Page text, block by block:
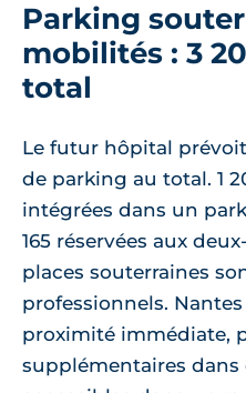
Parking
mobilités : 3
total
Le futur hôpital
de parking au total. 1
intégrées dans un
165 réservées aux
places souterraines
professionnels.
proximité immédiate,
supplémentaires